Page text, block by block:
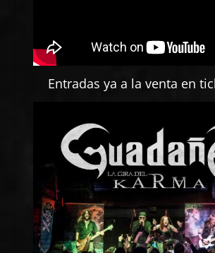
Entradas ya a la venta en